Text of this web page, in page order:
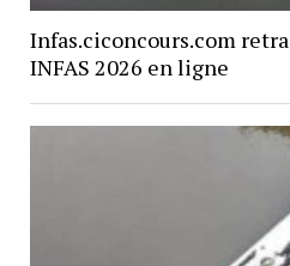
Infas.ciconcours.com
INFAS 2026 en ligne